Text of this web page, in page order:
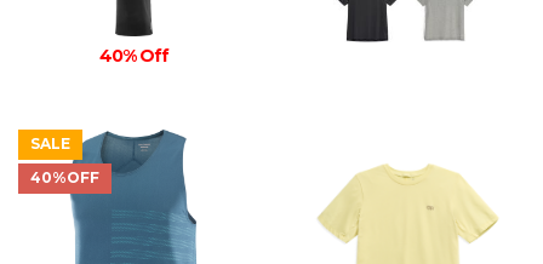
40% Off
SALE
40%OFF